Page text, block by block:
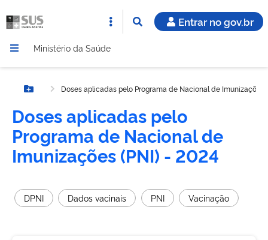
Entrar no gov.br
Ministério da Saúde
Botão MenuDoses aplicadas pelo Programa de Nacional de Imunizações
Doses aplicadas pelo
Programa de Nacional de
Imunizações (PNI) - 2024
DPNI Dados vacinais PNI Vacinação